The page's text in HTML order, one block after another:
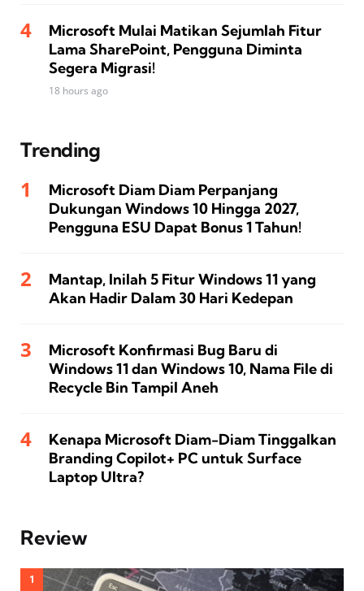
Microsoft Mulai Matikan Sejumlah Fitur
Lama SharePoint, Pengguna Diminta
Segera Migrasi!
18 hours ago
Trending
Microsoft Diam Diam Perpanjang
Dukungan Windows 10 Hingga 2027,
Pengguna ESU Dapat Bonus 1 Tahun!
Mantap, Inilah 5 Fitur Windows 11 yang
Akan Hadir Dalam 30 Hari Kedepan
Microsoft Konfirmasi Bug Baru di
Windows 11 dan Windows 10, Nama File di
Recycle Bin Tampil Aneh
Kenapa Microsoft Diam-Diam Tinggalkan
Branding Copilot+ PC untuk Surface
Laptop Ultra?
Review